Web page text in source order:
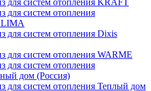
для систем отопления KRAFT
для систем отопления
для систем отопления Dixis
для систем отопления WARME
для систем отопления
дом (Россия)
для систем отопления Теплый дом